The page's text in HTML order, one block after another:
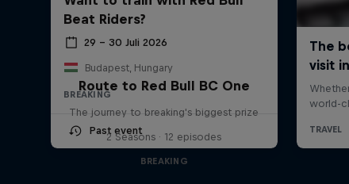
Beat Riders?
29 – 30 Juli 2026
Budapest, Hungary
BREAKING
Past event
Route to Red Bull BC One
The journey to breaking's biggest prize
2 Seasons · 12 episodes
BREAKING